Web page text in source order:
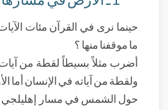
حينما نرى في القرآن مئات
ما موقفنا منها ؟
أضرب مثلاً بسيطاً لقطة من آيات
ولقطة من آياته في الإنسان أما
حول الشمس في مسار إهليلجي